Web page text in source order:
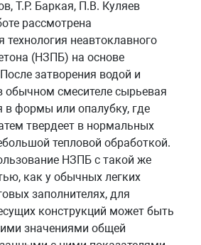
Т.Р. Баркая, П.В. Куляев
рассмотрена
технология неавтоклавного
(НЗПБ) на основе
затворения водой и
обычном смесителе сырьевая
в формы или опалубку, где
твердеет в нормальных
тепловой обработкой.
НЗПБ с такой же
как у обычных легких
заполнителях, для
конструкций может быть
значениями общей